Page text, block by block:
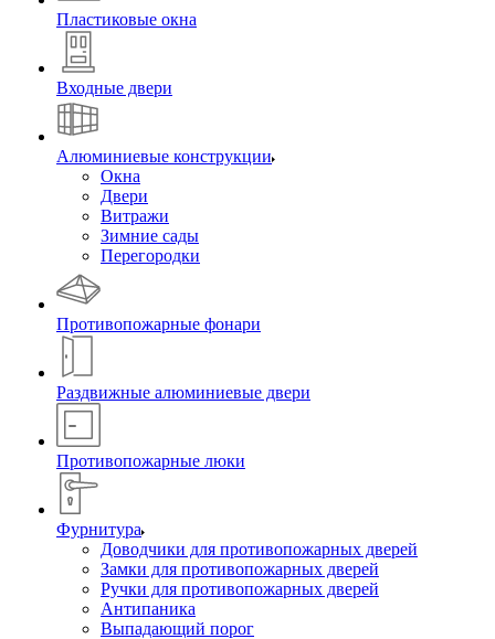
Пластиковые окна
Входные двери
Алюминиевые конструкции
Окна
Двери
Витражи
Зимние сады
Перегородки
Противопожарные фонари
Раздвижные алюминиевые двери
Противопожарные люки
Фурнитура
Доводчики для противопожарных дверей
Замки для противопожарных дверей
Ручки для противопожарных дверей
Антипаника
Выпадающий порог